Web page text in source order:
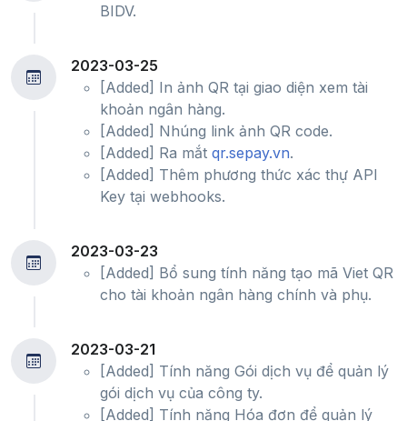
BIDV.
2023-03-25
[Added] In ảnh QR tại giao diện xem tài
khoản ngân hàng.
[Added] Nhúng link ảnh QR code.
[Added] Ra mắt qr.sepay.vn.
[Added] Thêm phương thức xác thự API
Key tại webhooks.
2023-03-23
[Added] Bổ sung tính năng tạo mã Viet QR
cho tài khoản ngân hàng chính và phụ.
2023-03-21
[Added] Tính năng Gói dịch vụ để quản lý
gói dịch vụ của công ty.
[Added] Tính năng Hóa đơn để quản lý